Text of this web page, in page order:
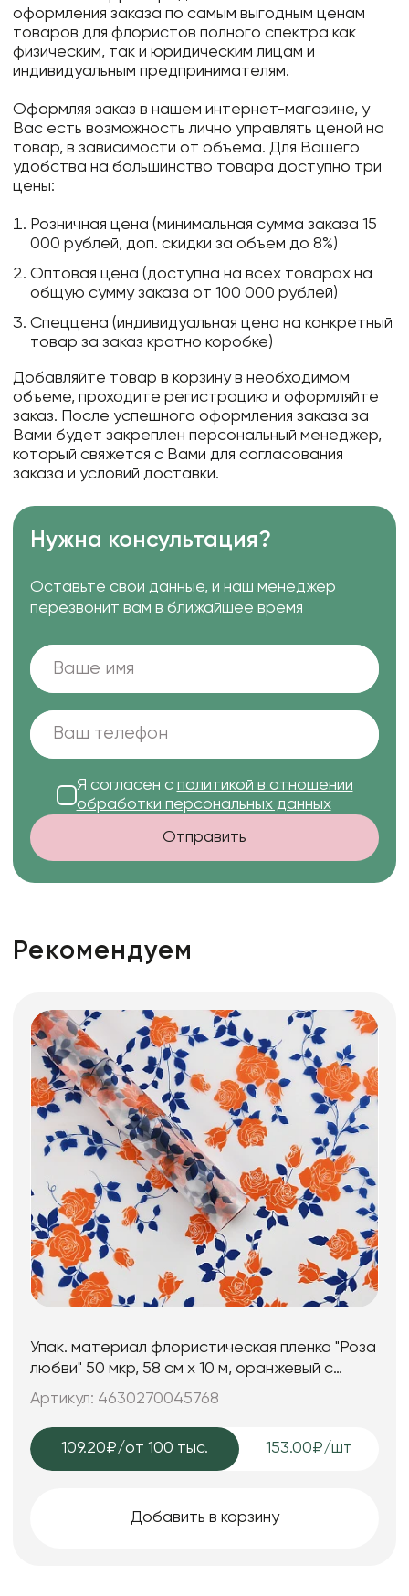
оформления заказа по самым выгодным ценам
товаров для флористов полного спектра как
физическим, так и юридическим лицам и
индивидуальным предпринимателям.
Оформляя заказ в нашем интернет-магазине, у
Вас есть возможность лично управлять ценой на
товар, в зависимости от объема. Для Вашего
удобства на большинство товара доступно три
цены:
Розничная цена (минимальная сумма заказа 15
000 рублей, доп. скидки за объем до 8%)
Оптовая цена (доступна на всех товарах на
общую сумму заказа от 100 000 рублей)
Спеццена (индивидуальная цена на конкретный
товар за заказ кратно коробке)
Добавляйте товар в корзину в необходимом
объеме, проходите регистрацию и оформляйте
заказ. После успешного оформления заказа за
Вами будет закреплен персональный менеджер,
который свяжется с Вами для согласования
заказа и условий доставки.
Нужна консультация?
Оставьте свои данные, и наш менеджер
перезвонит вам в ближайшее время
Я согласен с политикой в отношении
обработки персональных данных
Отправить
Рекомендуем
Упак. материал флористическая пленка "Роза
любви" 50 мкр, 58 см х 10 м, оранжевый с
синим
Артикул: 4630270045768
109.20₽/от 100 тыс. 153.00₽/шт
Добавить в корзину